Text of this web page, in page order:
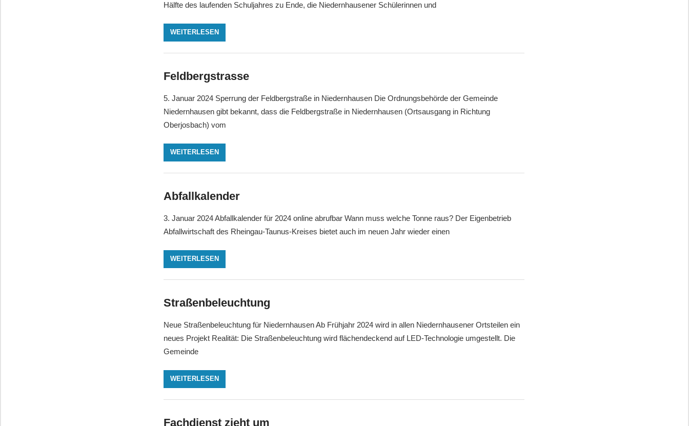
Hälfte des laufenden Schuljahres zu Ende, die Niedernhausener Schülerinnen und
WEITERLESEN
Feldbergstrasse
5. Januar 2024 Sperrung der Feldbergstraße in Niedernhausen Die Ordnungsbehörde der Gemeinde
Niedernhausen gibt bekannt, dass die Feldbergstraße in Niedernhausen (Ortsausgang in Richtung
Oberjosbach) vom
WEITERLESEN
Abfallkalender
3. Januar 2024 Abfallkalender für 2024 online abrufbar Wann muss welche Tonne raus? Der Eigenbetrieb
Abfallwirtschaft des Rheingau-Taunus-Kreises bietet auch im neuen Jahr wieder einen
WEITERLESEN
Straßenbeleuchtung
Neue Straßenbeleuchtung für Niedernhausen Ab Frühjahr 2024 wird in allen Niedernhausener Ortsteilen ein
neues Projekt Realität: Die Straßenbeleuchtung wird flächendeckend auf LED-Technologie umgestellt. Die
Gemeinde
WEITERLESEN
Fachdienst zieht um